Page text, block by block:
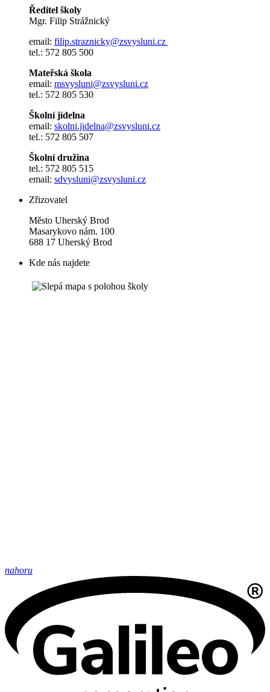
Ředitel školy
Mgr. Filip Strážnický
email: filip.straznicky@zsvysluni.cz
tel.: 572 805 500
Mateřská škola
email: msvysluni@zsvysluni.cz
tel.: 572 805 530
Školní jídelna
email: skolni.jidelna@zsvysluni.cz
tel.: 572 805 507
Školní družina
tel.: 572 805 515
email: sdvysluni@zsvysluni.cz
Zřizovatel
Město Uherský Brod
Masarykovo nám. 100
688 17 Uherský Brod
Kde nás najdete
nahoru